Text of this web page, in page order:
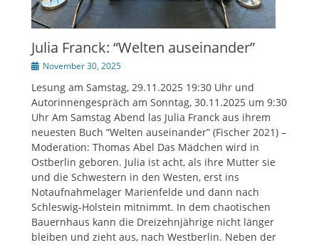
Julia Franck: “Welten auseinander”
Veröffentlicht
November 30, 2025
Lesung am Samstag, 29.11.2025 19:30 Uhr und
Autorinnengespräch am Sonntag, 30.11.2025 um 9:30
Uhr Am Samstag Abend las Julia Franck aus ihrem
neuesten Buch “Welten auseinander” (Fischer 2021) –
Moderation: Thomas Abel Das Mädchen wird in
Ostberlin geboren. Julia ist acht, als ihre Mutter sie
und die Schwestern in den Westen, erst ins
Notaufnahmelager Marienfelde und dann nach
Schleswig-Holstein mitnimmt. In dem chaotischen
Bauernhaus kann die Dreizehnjährige nicht länger
bleiben und zieht aus, nach Westberlin. Neben der